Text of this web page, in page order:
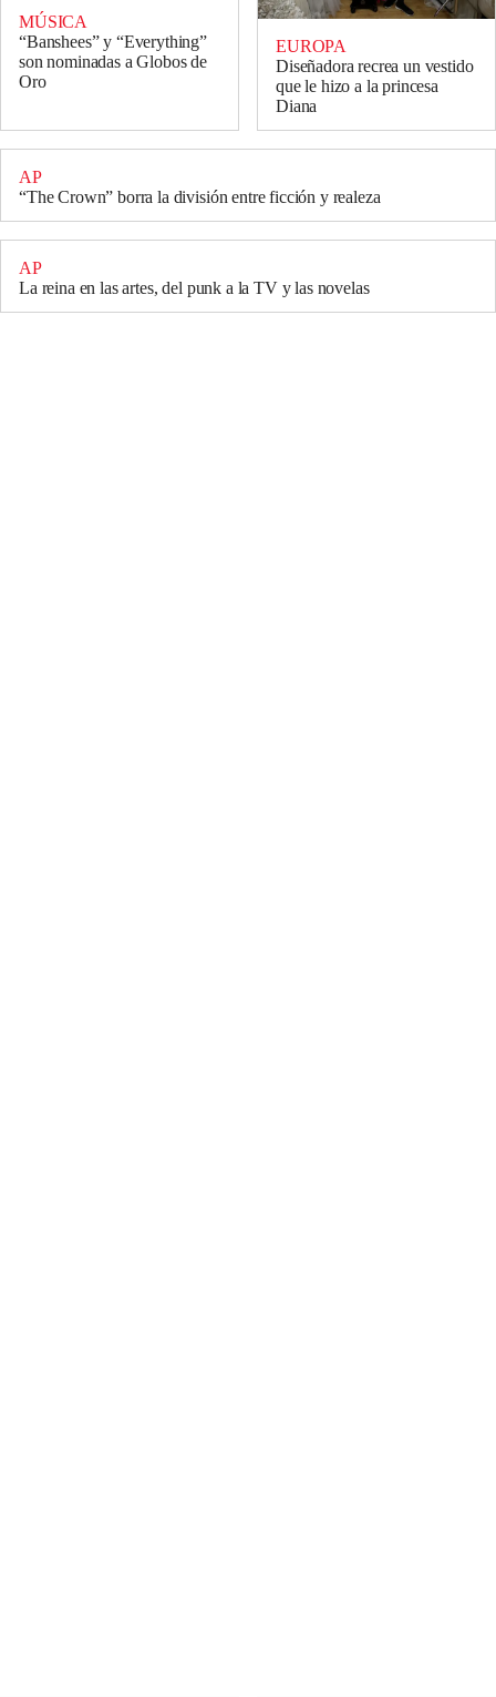
MÚSICA
“Banshees” y “Everything”
son nominadas a Globos de
Oro
EUROPA
Diseñadora recrea un vestido
que le hizo a la princesa
Diana
AP
“The Crown” borra la división entre ficción y realeza
AP
La reina en las artes, del punk a la TV y las novelas